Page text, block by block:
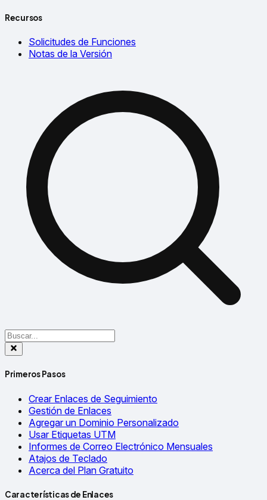
Recursos
Solicitudes de Funciones
Notas de la Versión
Primeros Pasos
Crear Enlaces de Seguimiento
Gestión de Enlaces
Agregar un Dominio Personalizado
Usar Etiquetas UTM
Informes de Correo Electrónico Mensuales
Atajos de Teclado
Acerca del Plan Gratuito
Características de Enlaces